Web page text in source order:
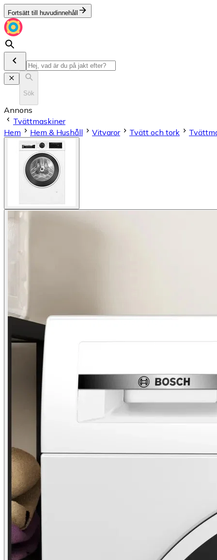
Fortsätt till huvudinnehåll
Sök
Annons
Tvättmaskiner
Hem
Hem & Hushåll Vitvaror Tvätt och tork